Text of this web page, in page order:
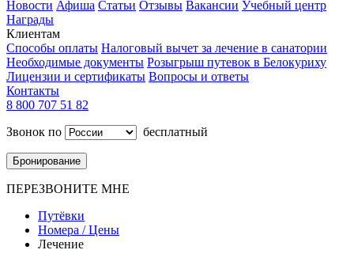
Новости Афиша Статьи Отзывы Вакансии Учебный центр
Награды
Клиентам
Способы оплаты Налоговый вычет за лечение в санатории
Необходимые документы Розыгрыш путевок в Белокуриху
Лицензии и сертификаты Вопросы и ответы
Контакты
8 800 707 51 82
Звонок по
бесплатный
Бронирование
ПЕРЕЗВОНИТЕ МНЕ
Путёвки
Номера / Цены
Лечение